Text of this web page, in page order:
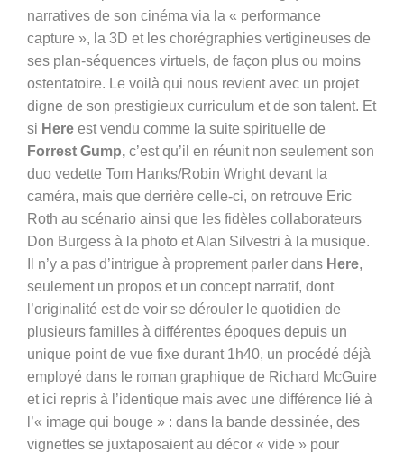
narratives de son cinéma via la « performance
capture », la 3D et les chorégraphies vertigineuses de
ses plan-séquences virtuels, de façon plus ou moins
ostentatoire. Le voilà qui nous revient avec un projet
digne de son prestigieux curriculum et de son talent. Et
si Here est vendu comme la suite spirituelle de
Forrest Gump, c’est qu’il en réunit non seulement son
duo vedette Tom Hanks/Robin Wright devant la
caméra, mais que derrière celle-ci, on retrouve Eric
Roth au scénario ainsi que les fidèles collaborateurs
Don Burgess à la photo et Alan Silvestri à la musique.
Il n’y a pas d’intrigue à proprement parler dans Here,
seulement un propos et un concept narratif, dont
l’originalité est de voir se dérouler le quotidien de
plusieurs familles à différentes époques depuis un
unique point de vue fixe durant 1h40, un procédé déjà
employé dans le roman graphique de Richard McGuire
et ici repris à l’identique mais avec une différence lié à
l’« image qui bouge » : dans la bande dessinée, des
vignettes se juxtaposaient au décor « vide » pour